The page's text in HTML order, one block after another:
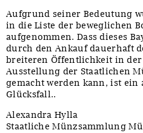
Aufgrund seiner Bedeutung
in die Liste der beweglichen
aufgenommen. Dass dieses
durch den Ankauf dauerhaft
breiteren Öffentlichkeit in
Ausstellung der Staatlichen
gemacht werden kann, ist
Glücksfall..
Alexandra Hylla
Staatliche Münzsammlung